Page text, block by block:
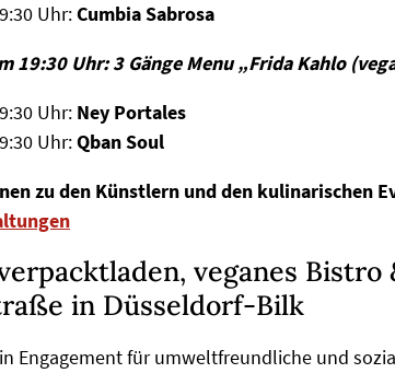
Uhr:Cumbia Sabrosa
19:30 Uhr: 3 Gänge Menu „Frida Kahlo
Uhr: Ney Portales
Uhr:Qban Soul
zu den Künstlern und den kulinarischen
veganes
in Düsseldorf-Bilk
Engagement für umweltfreundliche und